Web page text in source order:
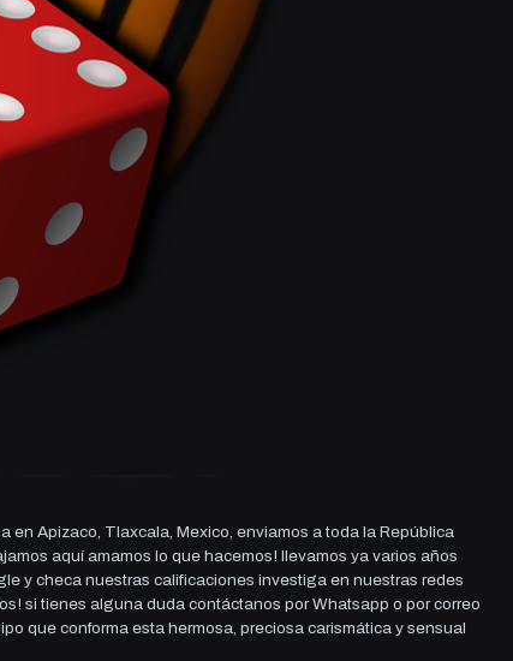
Apizaco, Tlaxcala, Mexico, enviamos a toda la República
aquí amamos lo que hacemos! llevamos ya varios años
y checa nuestras calificaciones investiga en nuestras redes
si tienes alguna duda contáctanos por Whatsapp o por correo
que conforma esta hermosa, preciosa carismática y sensual